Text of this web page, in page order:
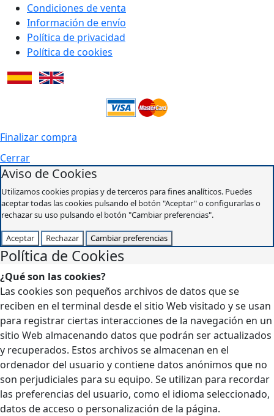
Condiciones de venta
Información de envío
Política de privacidad
Política de cookies
Finalizar compra
Cerrar
Aviso de Cookies
Utilizamos cookies propias y de terceros para fines analíticos. Puedes
aceptar todas las cookies pulsando el botón "Aceptar" o configurarlas o
rechazar su uso pulsando el botón "Cambiar preferencias".
Aceptar Rechazar Cambiar preferencias
Política de Cookies
¿Qué son las cookies?
Las cookies son pequeños archivos de datos que se
reciben en el terminal desde el sitio Web visitado y se usan
para registrar ciertas interacciones de la navegación en un
sitio Web almacenando datos que podrán ser actualizados
y recuperados. Estos archivos se almacenan en el
ordenador del usuario y contiene datos anónimos que no
son perjudiciales para su equipo. Se utilizan para recordar
las preferencias del usuario, como el idioma seleccionado,
datos de acceso o personalización de la página.